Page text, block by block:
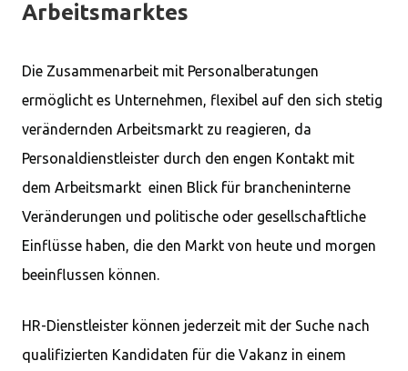
Arbeitsmarktes
Die Zusammenarbeit mit Personalberatungen
ermöglicht es Unternehmen, flexibel auf den sich stetig
verändernden Arbeitsmarkt zu reagieren, da
Personaldienstleister durch den engen Kontakt mit
dem Arbeitsmarkt einen Blick für brancheninterne
Veränderungen und politische oder gesellschaftliche
Einflüsse haben, die den Markt von heute und morgen
beeinflussen können.
HR-Dienstleister können jederzeit mit der Suche nach
qualifizierten Kandidaten für die Vakanz in einem